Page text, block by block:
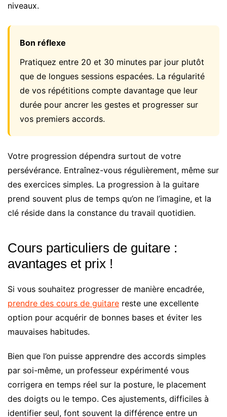
niveaux.
Bon réflexe
Pratiquez entre 20 et 30 minutes par jour plutôt
que de longues sessions espacées. La régularité
de vos répétitions compte davantage que leur
durée pour ancrer les gestes et progresser sur
vos premiers accords.
Votre progression dépendra surtout de votre
persévérance. Entraînez-vous régulièrement, même sur
des exercices simples. La progression à la guitare
prend souvent plus de temps qu’on ne l’imagine, et la
clé réside dans la constance du travail quotidien.
Cours particuliers de guitare :
avantages et prix !
Si vous souhaitez progresser de manière encadrée,
prendre des cours de guitare reste une excellente
option pour acquérir de bonnes bases et éviter les
mauvaises habitudes.
Bien que l’on puisse apprendre des accords simples
par soi-même, un professeur expérimenté vous
corrigera en temps réel sur la posture, le placement
des doigts ou le tempo. Ces ajustements, difficiles à
identifier seul, font souvent la différence entre un